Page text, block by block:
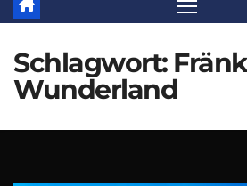
Schlagwort:
Wunderland